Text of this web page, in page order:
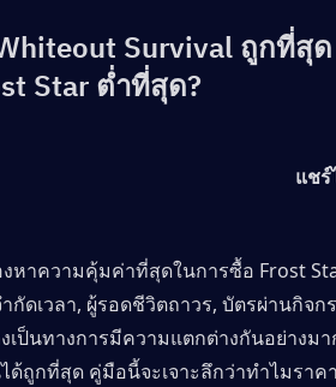
Survival ถูกที่สุ
Star ต่ำที่สุด?
แชร์
หาความคุ้มค่าที่สุดในการซื้อ Frost
กัดเวลา, ผู้รอดชีวิตถาวร, บัตรผ่านกิจ
เป็นทางการมีความแตกต่างกันอย่างม
ถูกที่สุด คู่มือนี้จะเจาะลึกว่าทำไมราค